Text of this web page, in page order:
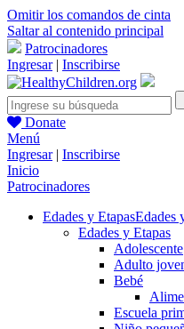
Omitir los comandos de cinta
Saltar al contenido principal
Patrocinadores
Ingresar| Inscribirse
Donate
Menú
Ingresar| Inscribirse
Inicio
Patrocinadores
Edades y EtapasEdades
Edades y Etapas
Adolescente
Adulto
Bebé
Escuela